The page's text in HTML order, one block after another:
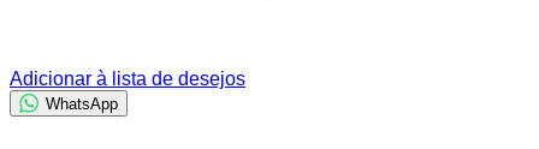
Adicionar à lista de desejos
WhatsApp